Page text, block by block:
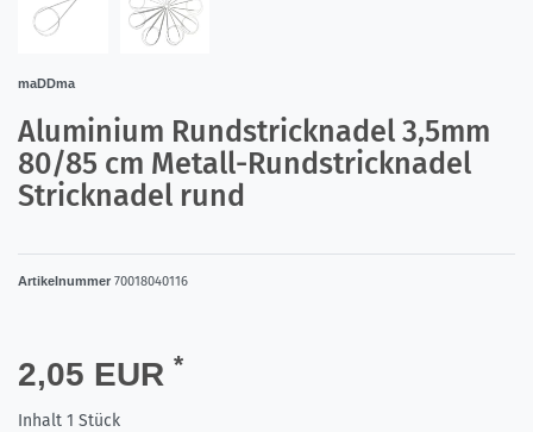
maDDma
Aluminium Rundstricknadel 3,5mm
80/85 cm Metall-Rundstricknadel
Stricknadel rund
Artikelnummer 70018040116
2,05 EUR *
Inhalt 1 Stück